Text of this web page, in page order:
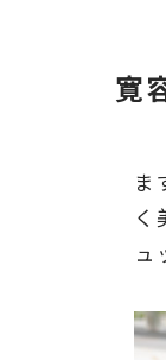
寛
ま
く
ュ